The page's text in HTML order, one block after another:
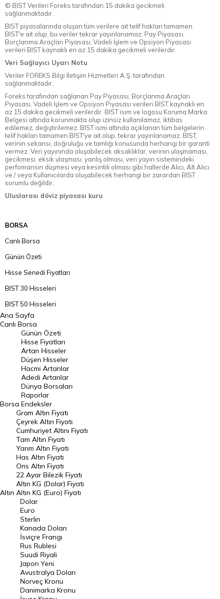
© BİST Verileri Foreks tarafından 15 dakika gecikmeli
sağlanmaktadır.
BIST piyasalarında oluşan tüm verilere ait telif hakları tamamen
BIST'e ait olup, bu veriler tekrar yayınlanamaz. Pay Piyasası,
Borçlanma Araçları Piyasası, Vadeli İşlem ve Opsiyon Piyasası
verileri BIST kaynaklı en az 15 dakika gecikmeli verilerdir.
Veri Sağlayıcı Uyarı Notu
Veriler FOREKS Bilgi İletişim Hizmetleri A.Ş. tarafından
sağlanmaktadır.
Foreks tarafından sağlanan Pay Piyasası, Borçlanma Araçları
Piyasası, Vadeli İşlem ve Opsiyon Piyasası verileri BIST kaynaklı en
az 15 dakika gecikmeli verilerdir. BIST isim ve logosu Koruma Marka
Belgesi altında korunmakta olup izinsiz kullanılamaz, iktibas
edilemez, değiştirilemez. BIST ismi altında açıklanan tüm belgelerin
telif hakları tamamen BIST'ye ait olup, tekrar yayınlanamaz. BIST,
verinin sekansı, doğruluğu ve tamlığı konusunda herhangi bir garanti
vermez. Veri yayınında oluşabilecek aksaklıklar, verinin ulaşmaması,
gecikmesi, eksik ulaşması, yanlış olması, veri yayın sistemindeki
perfomansın düşmesi veya kesintili olması gibi hallerde Alıcı, Alt Alıcı
ve / veya Kullanıcılarda oluşabilecek herhangi bir zarardan BIST
sorumlu değildir.
Uluslarası döviz piyasası kuru
BORSA
Canlı Borsa
Günün Özeti
Hisse Senedi Fiyatları
BIST 30 Hisseleri
BIST 50 Hisseleri
BIST 100 Hisseleri
En Çok Artan Hisseler
En Çok Düşen Hisseler
Hacmi Artanlar
Geçmiş Kapanışlar
Dünya Borsaları
Raporlar
Endeksler
DÖVİZ
Döviz Kuru
Dolar Kuru
Euro Kuru
Pound Kuru
Frank Kuru
Riyal Kuru
Avustralya Doları
Danimarka Kronu Kuru
Kanada Doları Kuru
Ana Sayfa
Canlı Borsa
Borsa
Günün Özeti
Hisse Fiyatları
Artan Hisseler
Düşen Hisseler
Hacmi Artanlar
Adedi Artanlar
Dünya Borsaları
Raporlar
Endeksler
Altın
Gram Altın Fiyatı
Çeyrek Altın Fiyatı
Cumhuriyet Altını Fiyatı
Tam Altın Fiyatı
Yarım Altın Fiyatı
Has Altın Fiyatı
Ons Altın Fiyatı
22 Ayar Bilezik Fiyatı
Altın KG (Dolar) Fiyatı
Altın KG (Euro) Fiyatı
Dolar
Euro
Sterlin
Kanada Doları
İsviçre Frangı
Rus Rublesi
Suudi Riyali
Japon Yeni
Avustralya Doları
Norveç Kronu
Danimarka Kronu